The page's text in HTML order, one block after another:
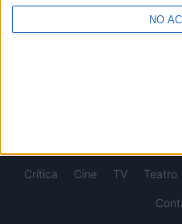
NO
Desde 2008 viviendo la
Crítica Cine TV Teatro